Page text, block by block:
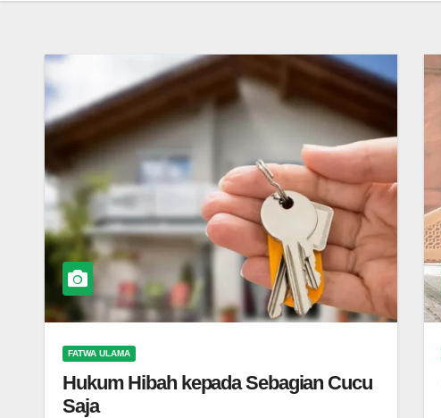
FATWA ULAMA
Hukum Hibah kepada Sebagian Cucu
Saja